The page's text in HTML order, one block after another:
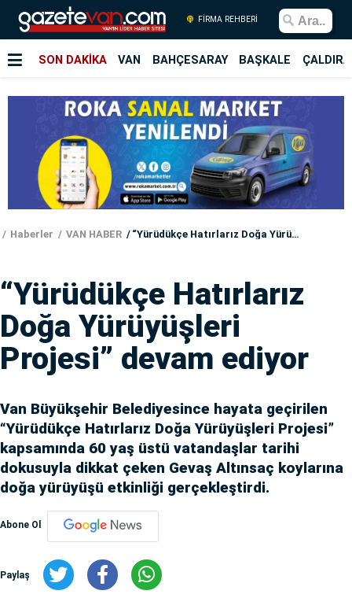
FİRMA REHBERİ
SON DAKİKA VAN BAHÇESARAY BAŞKALE
Haberler VAN HABER “Yürüdükçe Hatırlarız Doğa Yürüyüşleri Projesi” devam ediyor
“Yürüdükçe Hatırlarız
Doğa Yürüyüşleri
Projesi” devam ediyor
Van Büyükşehir Belediyesince hayata geçirilen
“Yürüdükçe Hatırlarız Doğa Yürüyüşleri Projesi”
kapsamında 60 yaş üstü vatandaşlar tarihi
dokusuyla dikkat çeken Gevaş Altınsaç koylarına
doğa yürüyüşü etkinliği gerçekleştirdi.
Abone Ol
Paylaş